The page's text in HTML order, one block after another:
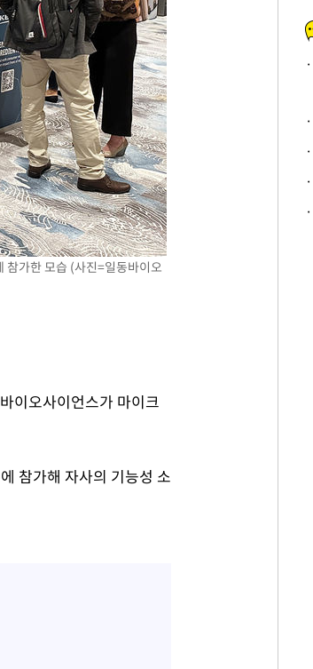
가한 모습 (사진=일동바이오
이오사이언스가 마이크
참가해 자사의 기능성 소